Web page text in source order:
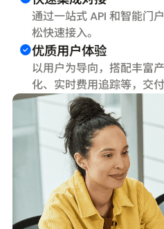
通过一站式 API 和智能门
松快速接入。
优质用户体验
以用户为导向，搭配丰富
化、实时费用追踪等，交